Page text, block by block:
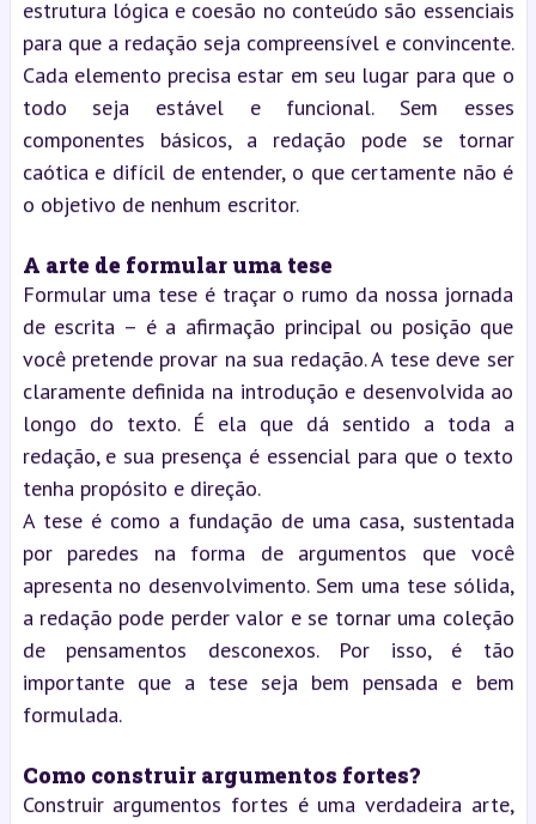
estrutura lógica e coesão no conteúdo são essenciais
para que a redação seja compreensível e convincente.
Cada elemento precisa estar em seu lugar para que o
todo seja estável e funcional. Sem esses
componentes básicos, a redação pode se tornar
caótica e difícil de entender, o que certamente não é
o objetivo de nenhum escritor.
A arte de formular uma tese
Formular uma tese é traçar o rumo da nossa jornada
de escrita – é a afirmação principal ou posição que
você pretende provar na sua redação. A tese deve ser
claramente definida na introdução e desenvolvida ao
longo do texto. É ela que dá sentido a toda a
redação, e sua presença é essencial para que o texto
tenha propósito e direção.
A tese é como a fundação de uma casa, sustentada
por paredes na forma de argumentos que você
apresenta no desenvolvimento. Sem uma tese sólida,
a redação pode perder valor e se tornar uma coleção
de pensamentos desconexos. Por isso, é tão
importante que a tese seja bem pensada e bem
formulada.
Como construir argumentos fortes?
Construir argumentos fortes é uma verdadeira arte,